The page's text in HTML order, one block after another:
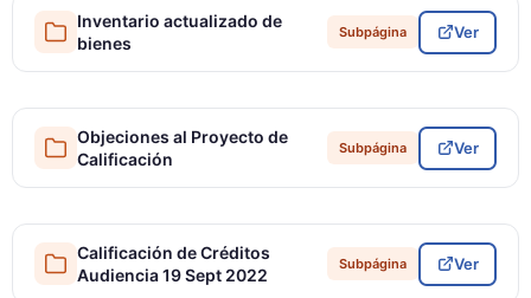
Inventario actualizado de
bienes
Subpágina Ver
Objeciones al Proyecto de
Calificación
Subpágina Ver
Calificación de Créditos
Audiencia 19 Sept 2022
Subpágina Ver